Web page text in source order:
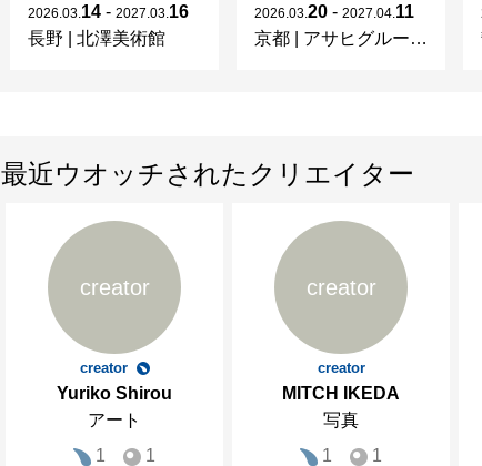
2026 03 14 - 2027 03 16
長野
北澤美術館
2026 03 20 - 2027 04 11
京都
アサヒグループ大山崎山荘美術館
最近ウオッチされたクリエイター
creator
creator
Yuriko Shirou
アート
1
1
creator
creator
MITCH IKEDA
写真
1
1